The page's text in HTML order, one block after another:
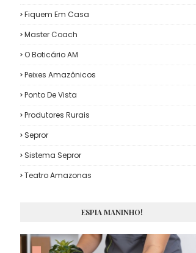
Fiquem Em Casa
Master Coach
O Boticário AM
Peixes Amazônicos
Ponto De Vista
Produtores Rurais
Sepror
Sistema Sepror
Teatro Amazonas
ESPIA MANINHO!